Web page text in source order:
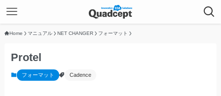
Home マニュアル NET CHANGER フォーマット
Protel
フォーマット Cadence